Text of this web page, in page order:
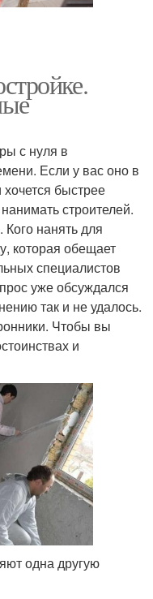
с нуля в
Если у вас оно в
быстрее
строителей.
Кого нанять для
которая обещает
специалистов
уже обсуждался
так и не удалось.
Чтобы вы
и
одна другую